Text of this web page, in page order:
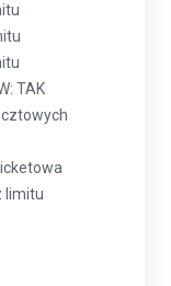
TAK
limitu